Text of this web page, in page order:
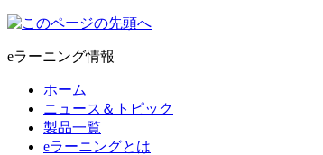
eラーニング情報
ホーム
ニュース＆トピック
製品一覧
eラーニングとは